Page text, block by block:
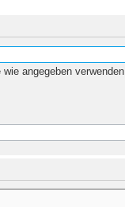
angegeben verwenden